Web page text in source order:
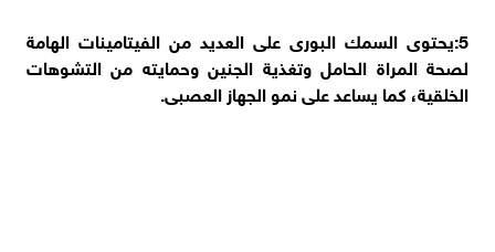
5:يحتوى السمك البورى على العديد من الفيتامينات الهامة
لصحة المراة الحامل وتغذية الجنين وحمايته من التشوهات
الخلقية، كما يساعد على نمو الجهاز العصبى.